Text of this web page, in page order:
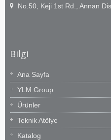
No.50, Keji 1st Rd., Annan
Bilgi
Ana Sayfa
YLM Group
Ürünler
Teknik Atölye
Katalog